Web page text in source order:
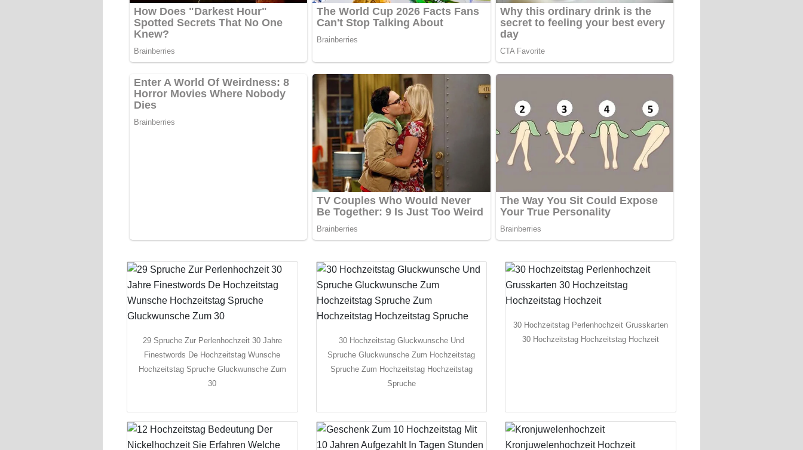
29 Spruche Zur Perlenhochzeit 30 Jahre
Finestwords De Hochzeitstag Wunsche
Hochzeitstag Spruche Gluckwunsche Zum
30
30 Hochzeitstag Gluckwunsche Und
Spruche Gluckwunsche Zum Hochzeitstag
Spruche Zum Hochzeitstag Hochzeitstag
Spruche
30 Hochzeitstag Perlenhochzeit Grusskarten
30 Hochzeitstag Hochzeitstag Hochzeit